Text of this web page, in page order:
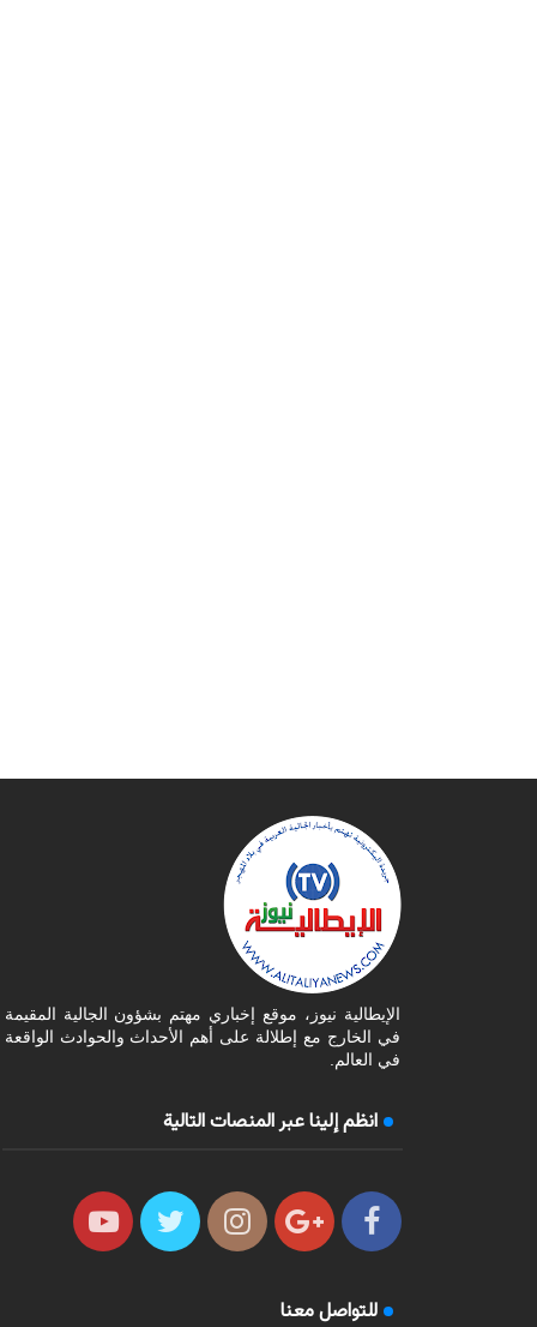
الإيطالية نيوز، موقع إخباري مهتم بشؤون الجالية المقيمة
في الخارج مع إطلالة على أهم الأحداث والحوادث الواقعة
في العالم.
انظم إلينا عبر المنصات التالية
للتواصل معنا